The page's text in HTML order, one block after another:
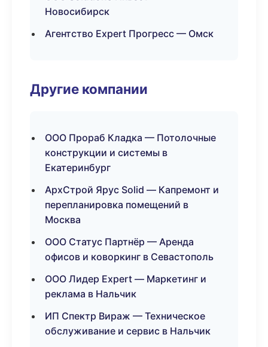
Новосибирск
Агентство Expert Прогресс — Омск
Другие компании
ООО Прораб Кладка — Потолочные
конструкции и системы в
Екатеринбург
АрхСтрой Ярус Solid — Капремонт и
перепланировка помещений в
Москва
ООО Статус Партнёр — Аренда
офисов и коворкинг в Севастополь
ООО Лидер Expert — Маркетинг и
реклама в Нальчик
ИП Спектр Вираж — Техническое
обслуживание и сервис в Нальчик